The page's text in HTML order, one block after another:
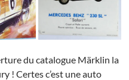
du catalogue Märklin la
! Certes c’est une auto